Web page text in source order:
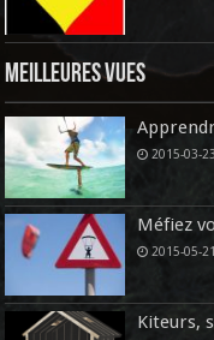
Meilleures vues
2015-03-23
Méfiez
2015-05-21
Kiteurs,